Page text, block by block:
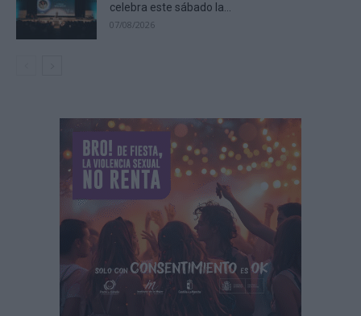
celebra este sábado la...
07/08/2026